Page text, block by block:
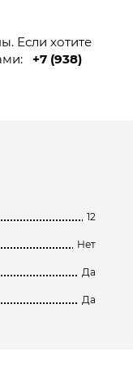
Если хотите
+7 (938)
12
Нет
Да
Да